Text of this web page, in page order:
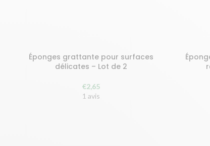
AJOUTER AU PANIER
Éponges grattante pour surfaces
délicates – Lot de 2
€2,65
1 avis